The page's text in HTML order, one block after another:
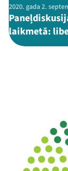
2020. gada 2.
laikmetā: